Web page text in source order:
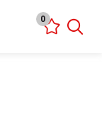
0